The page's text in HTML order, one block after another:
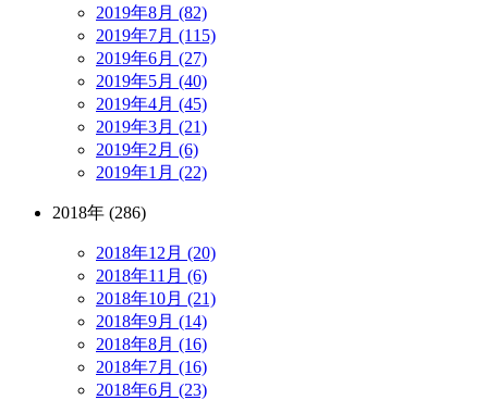
2019年8月 (82)
2019年7月 (115)
2019年6月 (27)
2019年5月 (40)
2019年4月 (45)
2019年3月 (21)
2019年2月 (6)
2019年1月 (22)
2018年 (286)
2018年12月 (20)
2018年11月 (6)
2018年10月 (21)
2018年9月 (14)
2018年8月 (16)
2018年7月 (16)
2018年6月 (23)